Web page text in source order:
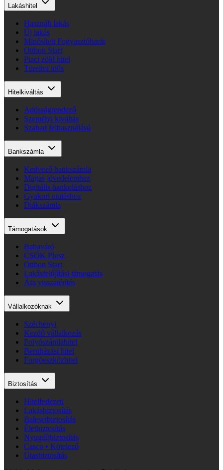
Lakáshitel
Használt lakás
Új lakás
Minősített Fogyasztóbarát
Otthon Start
Piaci zöld hitel
Türelmi idős
Hitelkiváltás
Adósságrendező
Személyi kiváltás
Szabad felhasználású
Bankszámla
Kedvező bankszámla
Magas jövedelemhez
Digitális bankoláshoz
Gyakori utaláshoz
Diákszámla
Támogatások
Babaváró
CSOK Plusz
Otthon Start
Lakásfelújítási támogatás
Áfa visszatérítés
Vállalkozóknak
Széchenyi
Kezdő vállalkozás
Folyószámlahitel
Beruházási hitel
Forgóeszközhitel
Biztosítás
Hitelfedezeti
Lakásbiztosítás
Balesetbiztosítás
Életbiztosítás
Nyugdíjbiztosítás
Casco • Kötelező
Utasbiztosítás